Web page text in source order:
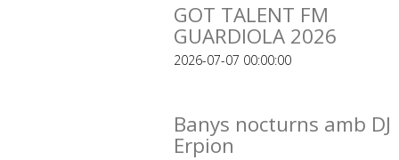
GOT TALENT FM
GUARDIOLA 2026
2026-07-07 00:00:00
Banys nocturns amb DJ
Erpion